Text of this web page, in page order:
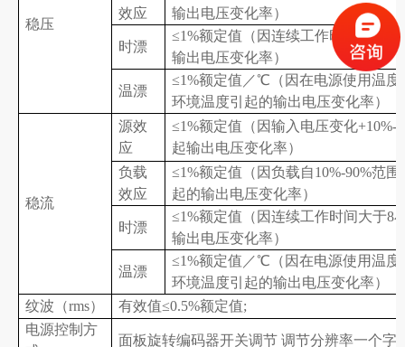
稳压
效应
输出电压变化率）
时漂
≤1%额定值（因连续工作时间大于8
输出电压变化率）
温漂
≤1%额定值／℃（因在电源使用温度
环境温度引起的输出电压变化率）
稳流
源效
应
≤1%额定值（因输入电压变化+10%-
起输出电压变化率）
负载
效应
≤1%额定值（因负载自10%-90%范
起的输出电压变化率）
时漂
≤1%额定值（因连续工作时间大于8
输出电压变化率）
温漂
≤1%额定值／℃（因在电源使用温度
环境温度引起的输出电压变化率）
纹波（rms）
有效值≤0.5%额定值;
电源控制方
面板旋转编码器开关调节 调节分辨率一个字